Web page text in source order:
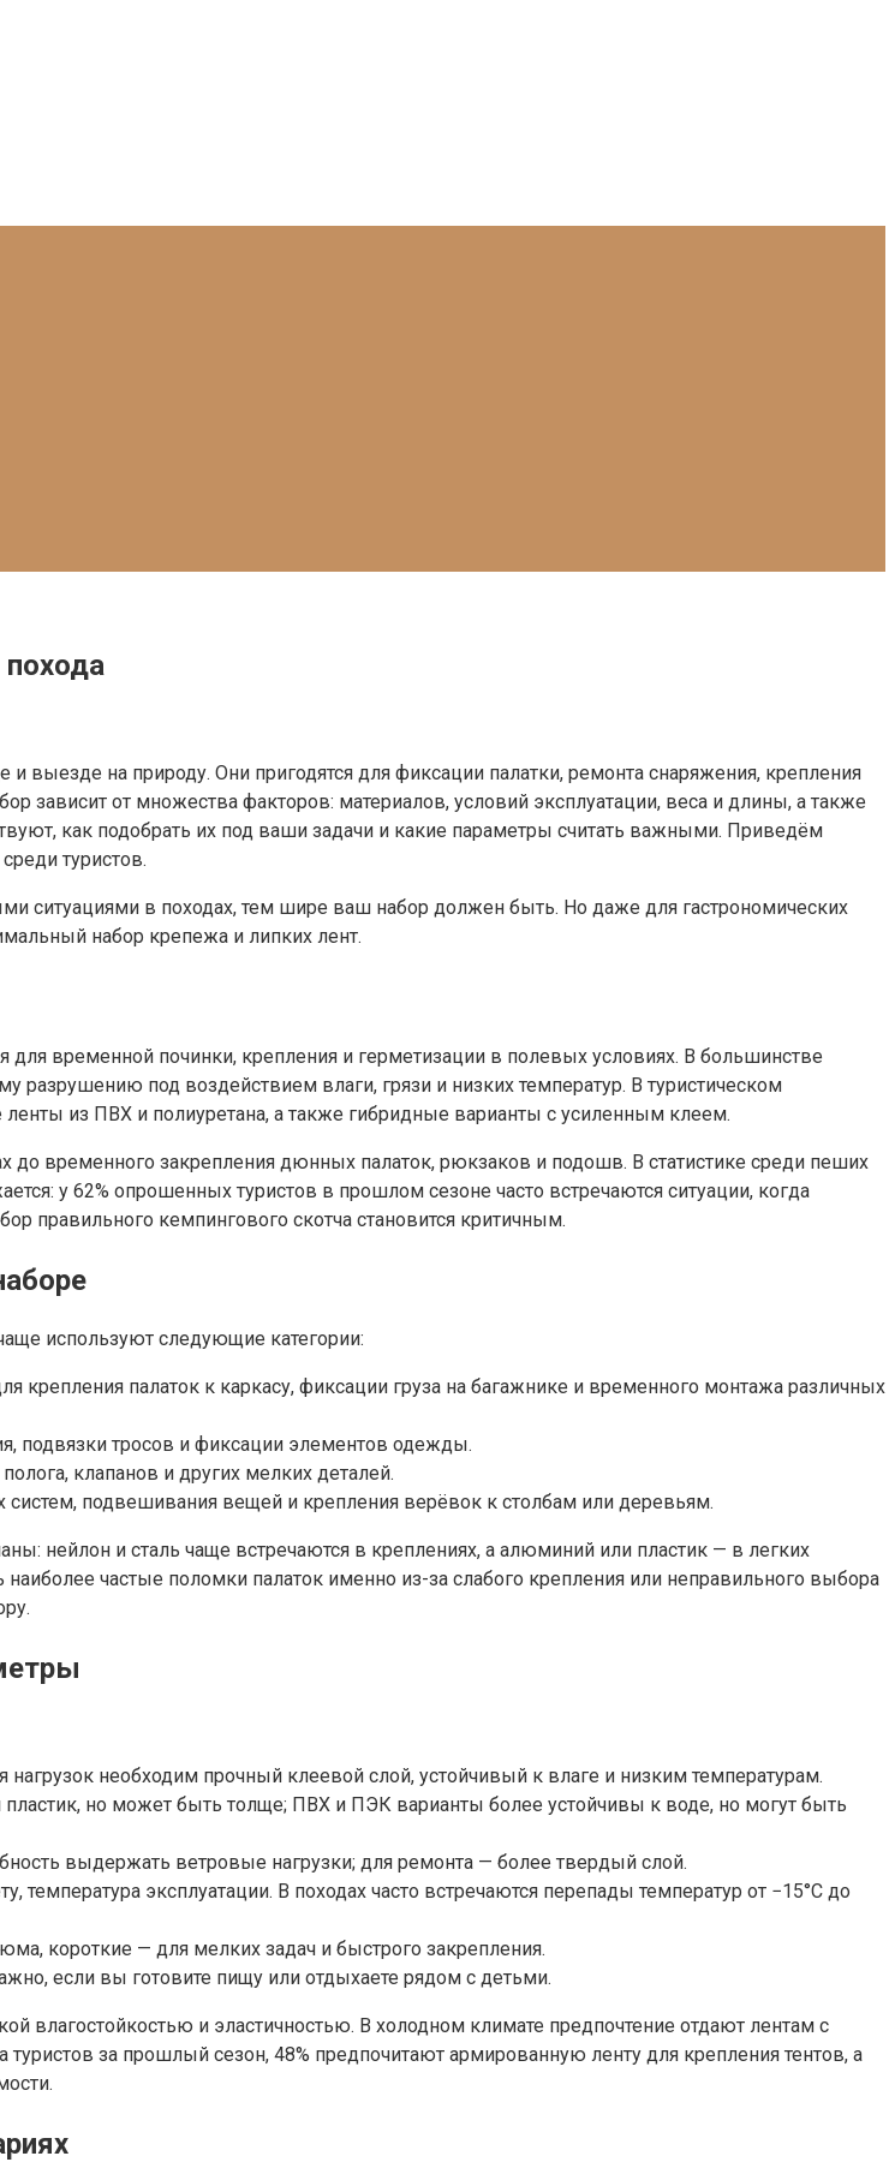
на природу. Они пригодятся для фиксации палатки, ремонта снаряжения, крепления
от множества факторов: материалов, условий эксплуатации, веса и длины, а также
как подобрать их под ваши задачи и какие параметры считать важными. Приведём
туристов.
ситуациями в походах, тем шире ваш набор должен быть. Но даже для гастрономических
набор крепежа и липких лент.
для временной починки, крепления и герметизации в полевых условиях. В большинстве
разрушению под воздействием влаги, грязи и низких температур. В туристическом
из ПВХ и полиуретана, а также гибридные варианты с усиленным клеем.
временного закрепления дюнных палаток, рюкзаков и подошв. В статистике среди пеших
у 62% опрошенных туристов в прошлом сезоне часто встречаются ситуации, когда
правильного кемпингового скотча становится критичным.
используют следующие категории:
палаток к каркасу, фиксации груза на багажнике и временного монтажа различных
подвязки тросов и фиксации элементов одежды.
клапанов и других мелких деталей.
подвешивания вещей и крепления верёвок к столбам или деревьям.
нейлон и сталь чаще встречаются в креплениях, а алюминий или пластик — в легких
частые поломки палаток именно из-за слабого крепления или неправильного выбора
необходим прочный клеевой слой, устойчивый к влаге и низким температурам.
но может быть толще; ПВХ и ПЭК варианты более устойчивы к воде, но могут быть
выдержать ветровые нагрузки; для ремонта — более твердый слой.
температура эксплуатации. В походах часто встречаются перепады температур от −15°C до
короткие — для мелких задач и быстрого закрепления.
если вы готовите пищу или отдыхаете рядом с детьми.
влагостойкостью и эластичностью. В холодном климате предпочтение отдают лентам с
за прошлый сезон, 48% предпочитают армированную ленту для крепления тентов, а